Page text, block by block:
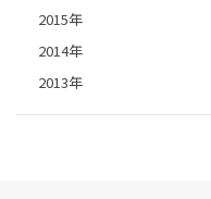
2015年
2014年
2013年